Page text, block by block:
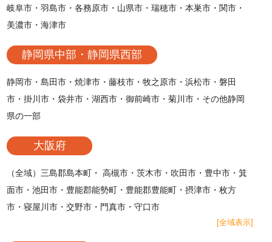
岐阜市・羽島市・各務原市・山県市・瑞穂市・本巣市・関市・
美濃市・海津市
静岡県中部・静岡県西部
静岡市・島田市・焼津市・藤枝市・牧之原市・浜松市・磐田
市・掛川市・袋井市・湖西市・御前崎市・菊川市・その他静岡
県の一部
大阪府
（全域）三島郡島本町・ 高槻市・茨木市・吹田市・豊中市・箕
面市・池田市・豊能郡能勢町・豊能郡豊能町・摂津市・枚方
市・寝屋川市・交野市・門真市・守口市
[全域表示]